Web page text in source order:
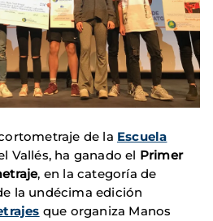
de la Escuela
Vallés, ha ganado el Primer
, en la categoría de
la undécima edición
que organiza Manos